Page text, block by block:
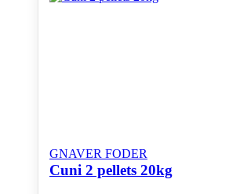
GNAVER FODER
Cuni 2 pellets 20kg